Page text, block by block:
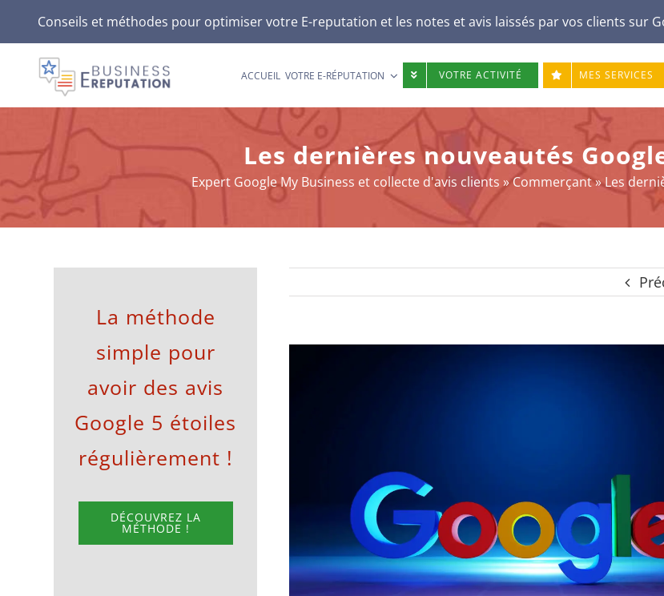
Passer
au
contenu
Conseils et méthodes pour optimiser votre E-reputation et les notes et avis laissés par vos clients sur
ACCUEIL VOTRE E-RÉPUTATION VOTRE ACTIVITÉ MES SERVICES
Les dernières nouveautés
Expert Google My Business et collecte d'avis clients »Commerçant»Les
La méthode
simple pour
avoir des avis
Google 5 étoiles
régulièrement !
DÉCOUVREZ LA
MÉTHODE !